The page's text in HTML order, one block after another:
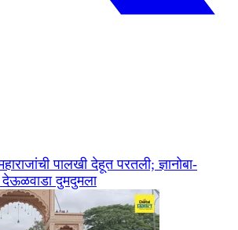
पालखी देहूत परतली; ज्ञानोबा-
देऊळवाडा दुमदुमला